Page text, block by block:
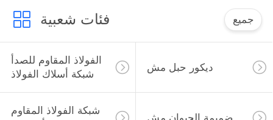
نسيج شبكي معدني
فئات شعبية جميع
الفولاذ المقاوم للصدأ
شبكة أسلاك الفولاذ
ديكور حبل مش
شبكة الفولاذ المقاوم
ضميمة الحيوان مش